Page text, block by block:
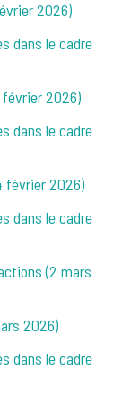
2026)
dans le cadre
février 2026)
dans le cadre
février 2026)
dans le cadre
(2 mars
2026)
dans le cadre